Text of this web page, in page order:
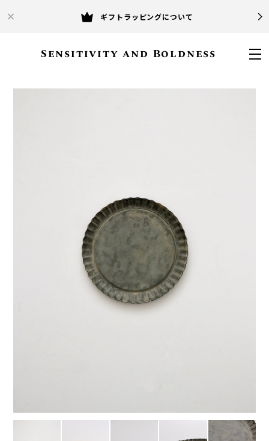
ギフトラッピングについて
Sensitivity and Boldness